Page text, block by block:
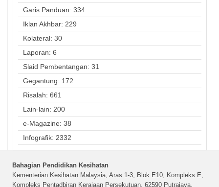
Garis Panduan: 334
Iklan Akhbar: 229
Kolateral: 30
Laporan: 6
Slaid Pembentangan: 31
Gegantung: 172
Risalah: 661
Lain-lain: 200
e-Magazine: 38
Infografik: 2332
Bahagian Pendidikan Kesihatan
Kementerian Kesihatan Malaysia, Aras 1-3, Blok E10, Kompleks E,
Kompleks Pentadbiran Kerajaan Persekutuan, 62590 Putrajaya,